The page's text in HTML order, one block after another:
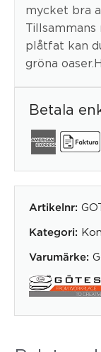
mycket bra
plåtfat kan
gröna
Betala
Artikelnr:
Kategori:
Varumärke: